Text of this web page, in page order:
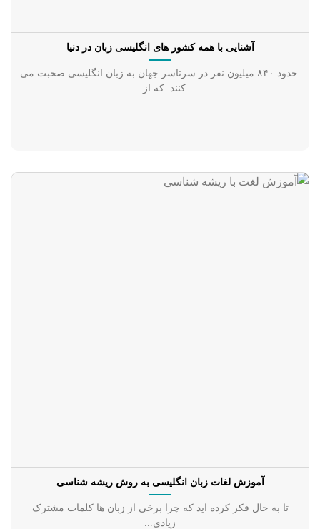
آشنایی با همه کشور های انگلیسی زبان در دنیا
.حدود ۸۴۰ میلیون نفر در سرتاسر جهان به زبان انگلیسی صحبت می
کنند. که از...
آموزش لغات زبان انگلیسی به روش ریشه شناسی
تا به حال فکر کرده اید که چرا برخی از زبان ها کلمات مشترک
زیادی...